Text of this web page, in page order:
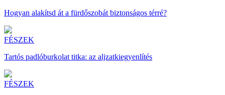
Hogyan alakítsd át a fürdőszobát biztonságos térré?
FÉSZEK
Tartós padlóburkolat titka: az aljzatkiegyenlítés
FÉSZEK